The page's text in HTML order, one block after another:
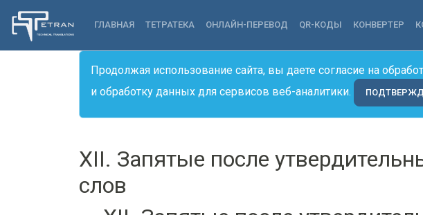
ГЛАВНАЯ ТЕТРАТЕКА ОНЛАЙН-ПЕРЕВОД QR-КОДЫ КОНВЕРТЕР
Продолжая использование сайта, вы даете согласие на
и обработку данных для сервисов веб-аналитики.
XII. Запятые после
слов